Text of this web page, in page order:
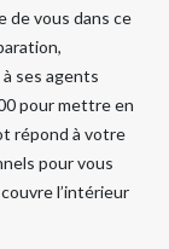
de vous dans ce
ses agents
pour mettre en
répond à votre
pour vous
l’intérieur